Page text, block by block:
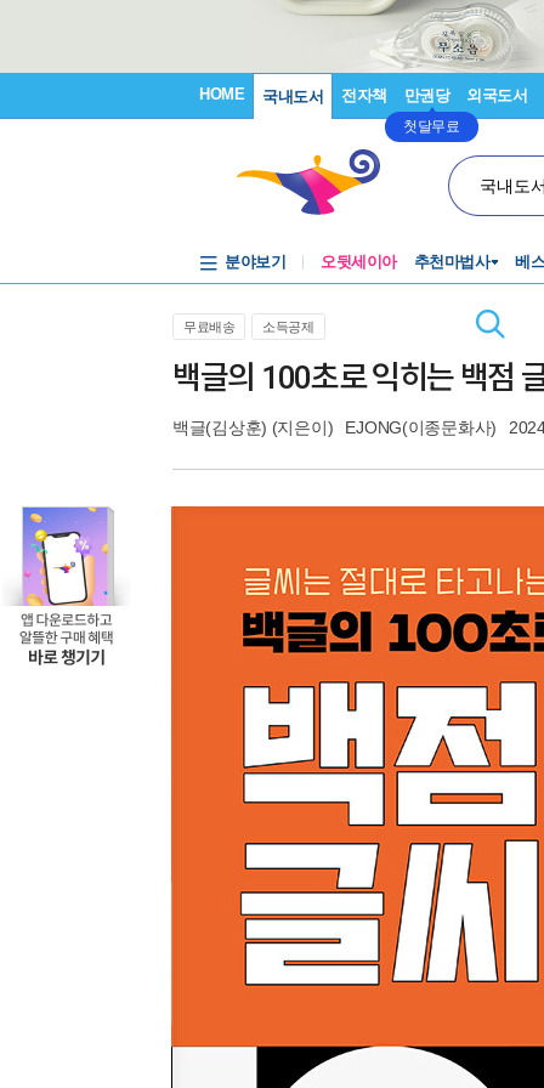
HOME 국내도서 전자책 만권당
첫달무료
외국도서
국내도
분야보기 오뒷세이아 추천마법사 베
무료배송 소득공제
백글의 100초로 익히는 백점
백글(김상훈) (지은이) EJONG(이종문화사)